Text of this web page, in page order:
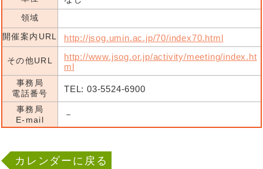
領域
開催案内URL
http://jsog.umin.ac.jp/70/index70.html
その他URL
http://www.jsog.or.jp/activity/meeting/index.ht
ml
事務局
電話番号
TEL: 03-5524-6900
事務局
E-mail
－
カレンダーに戻る